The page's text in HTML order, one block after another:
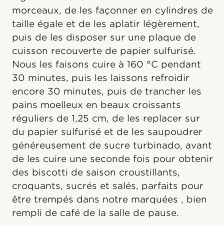
morceaux, de les façonner en cylindres de
taille égale et de les aplatir légèrement,
puis de les disposer sur une plaque de
cuisson recouverte de papier sulfurisé.
Nous les faisons cuire à 160 °C pendant
30 minutes, puis les laissons refroidir
encore 30 minutes, puis de trancher les
pains moelleux en beaux croissants
réguliers de 1,25 cm, de les replacer sur
du papier sulfurisé et de les saupoudrer
généreusement de sucre turbinado, avant
de les cuire une seconde fois pour obtenir
des biscotti de saison croustillants,
croquants, sucrés et salés, parfaits pour
être trempés dans notre marquées , bien
rempli de café de la salle de pause.